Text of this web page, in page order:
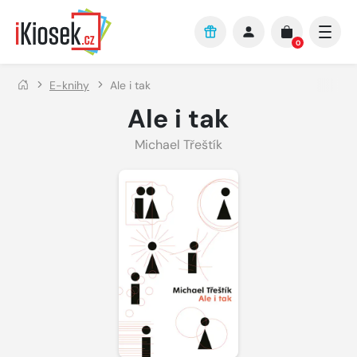
Přejít na hlavní obsah
0
E-knihy Ale i tak
Ale i tak
Michael Třeštík